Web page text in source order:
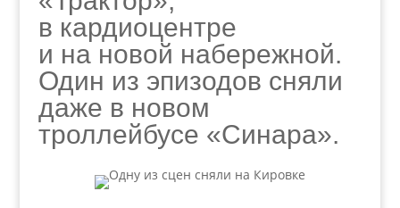
в кардиоцентре
и на новой набережной.
Один из эпизодов сняли
даже в новом
троллейбусе «Синара».